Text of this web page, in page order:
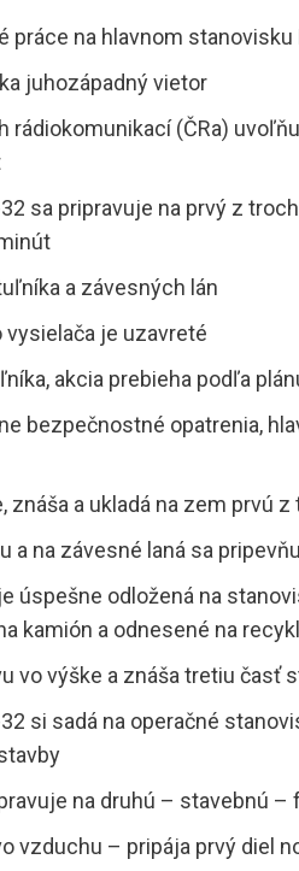
práce na hlavnom
juhozápadný vietor
rádiokomunikací (ČRa)
sa pripravuje na prvý z
a závesných lán
je uzavreté
akcia prebieha podľa
bezpečnostné opatrenia,
a ukladá na zem prvú
a na závesné laná sa
úspešne odložená na
kamión a odnesené na
vo výške a znáša tretiu časť
si sadá na operačné
na druhú – stavebnú –
vzduchu – pripája prvý diel